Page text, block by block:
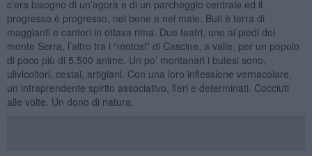
c’era bisogno di un’agorà e di un parcheggio centrale ed il
progresso è progresso, nel bene e nel male. Buti è terra di
maggianti e cantori in ottava rima. Due teatri, uno ai piedi del
monte Serra, l’altro tra i “motosi” di Cascine, a valle, per un popolo
di poco più di 5.500 anime. Un po’ montanari i butesi sono,
ulivicoltori, cestai, artigiani. Con una loro inflessione vernacolare,
un intraprendente spirito associativo, fieri e determinati. Cocciuti
alle volte. Un dono di natura.